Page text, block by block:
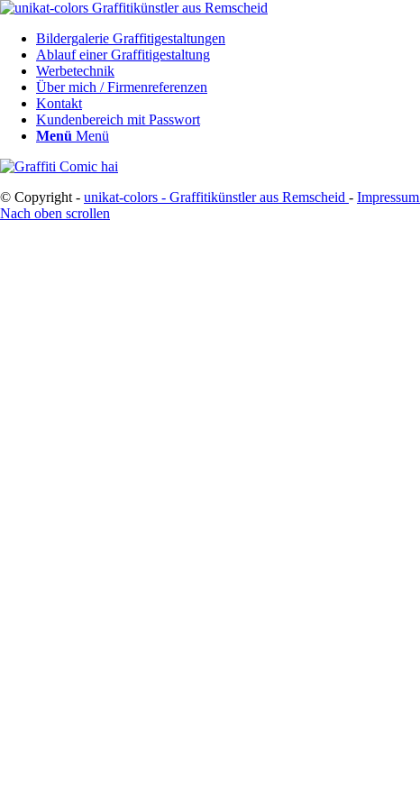
Bildergalerie Graffitigestaltungen
Ablauf einer Graffitigestaltung
Werbetechnik
Über mich / Firmenreferenzen
Kontakt
Kundenbereich mit Passwort
Menü Menü
© Copyright - unikat-colors - Graffitikünstler aus Remscheid - Impressum
Nach oben scrollen